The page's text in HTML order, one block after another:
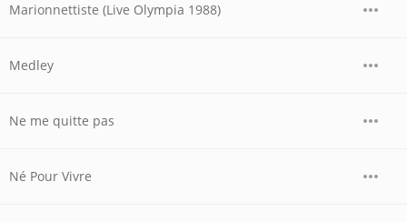
Marionnettiste (Live Olympia 1988)
Medley
Ne me quitte pas
Né Pour Vivre